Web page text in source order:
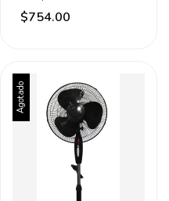
Techtools 50.8 Cm 60 Hz
Negro Negro Plástico 4
$754.00
Agotado